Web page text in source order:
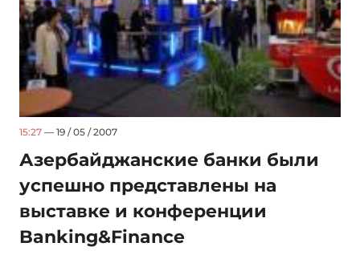
15:27 — 19 / 05 / 2007
Азербайджанские банки были
успешно представлены на
выставке и конференции
Banking&Finance